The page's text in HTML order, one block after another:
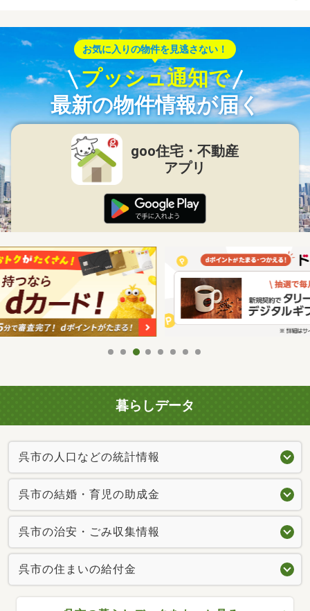
お気に入りの物件を見逃さない！
プッシュ通知で
最新の物件情報が届く
goo住宅・不動産
アプリ
暮らしデータ
呉市の人口などの統計情報
呉市の結婚・育児の助成金
呉市の治安・ごみ収集情報
呉市の住まいの給付金